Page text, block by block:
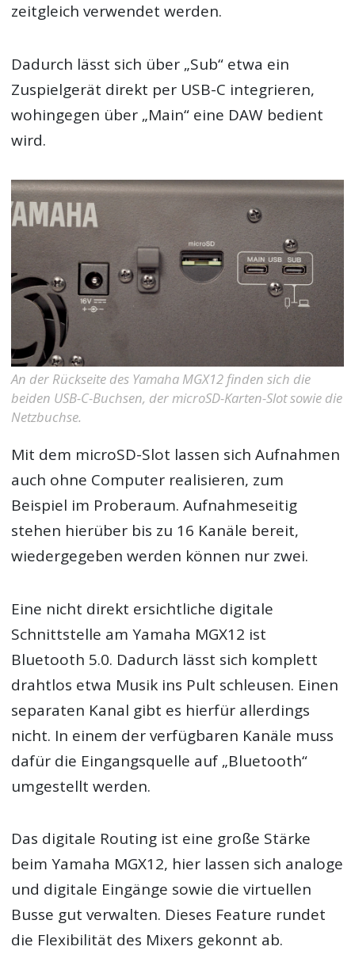
zeitgleich verwendet werden.
Dadurch lässt sich über „Sub“ etwa ein
Zuspielgerät direkt per USB-C integrieren,
wohingegen über „Main“ eine DAW bedient
wird.
An der Rückseite des Yamaha MGX12 finden sich die
beiden USB-C-Buchsen, der microSD-Karten-Slot sowie die
Netzbuchse.
Mit dem microSD-Slot lassen sich Aufnahmen
auch ohne Computer realisieren, zum
Beispiel im Proberaum. Aufnahmeseitig
stehen hierüber bis zu 16 Kanäle bereit,
wiedergegeben werden können nur zwei.
Eine nicht direkt ersichtliche digitale
Schnittstelle am Yamaha MGX12 ist
Bluetooth 5.0. Dadurch lässt sich komplett
drahtlos etwa Musik ins Pult schleusen. Einen
separaten Kanal gibt es hierfür allerdings
nicht. In einem der verfügbaren Kanäle muss
dafür die Eingangsquelle auf „Bluetooth“
umgestellt werden.
Das digitale Routing ist eine große Stärke
beim Yamaha MGX12, hier lassen sich analoge
und digitale Eingänge sowie die virtuellen
Busse gut verwalten. Dieses Feature rundet
die Flexibilität des Mixers gekonnt ab.